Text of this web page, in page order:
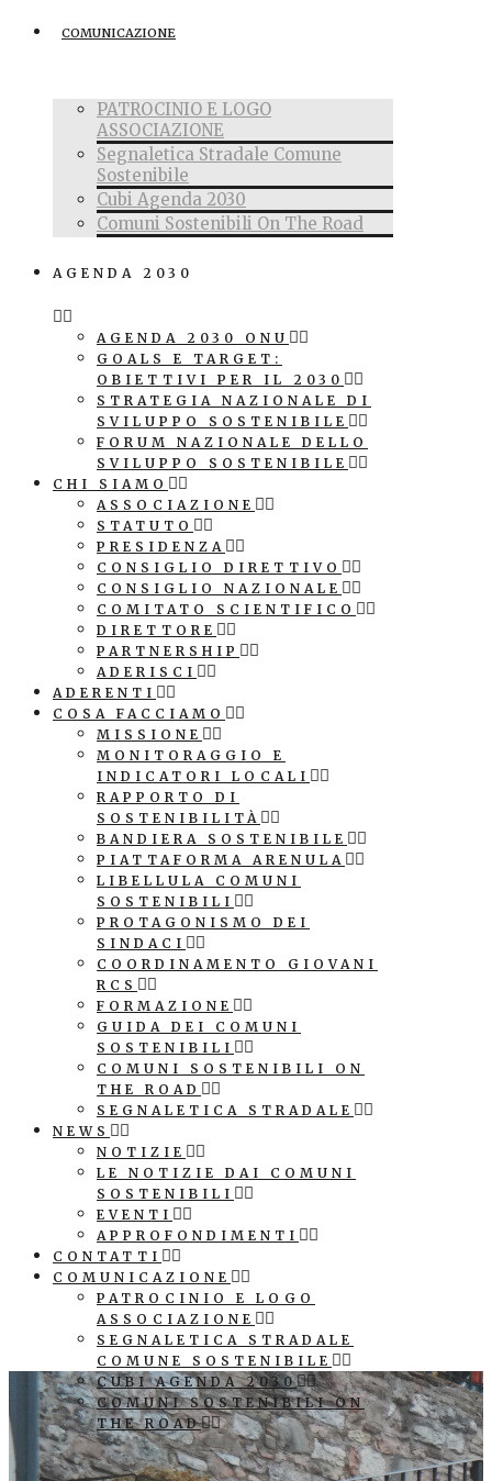
COMUNICAZIONE
PATROCINIO E LOGO
ASSOCIAZIONE
Segnaletica Stradale Comune
Sostenibile
Cubi Agenda 2030
Comuni Sostenibili On The Road
AGENDA 2030
AGENDA 2030 ONU
GOALS E TARGET:
OBIETTIVI PER IL 2030
STRATEGIA NAZIONALE DI
SVILUPPO SOSTENIBILE
FORUM NAZIONALE DELLO
SVILUPPO SOSTENIBILE
CHI SIAMO
ASSOCIAZIONE
STATUTO
PRESIDENZA
CONSIGLIO DIRETTIVO
CONSIGLIO NAZIONALE
COMITATO SCIENTIFICO
DIRETTORE
PARTNERSHIP
ADERISCI
ADERENTI
COSA FACCIAMO
MISSIONE
MONITORAGGIO E
INDICATORI LOCALI
RAPPORTO DI
SOSTENIBILITÀ
BANDIERA SOSTENIBILE
PIATTAFORMA ARENULA
LIBELLULA COMUNI
SOSTENIBILI
PROTAGONISMO DEI
SINDACI
COORDINAMENTO GIOVANI
RCS
FORMAZIONE
GUIDA DEI COMUNI
SOSTENIBILI
COMUNI SOSTENIBILI ON
THE ROAD
SEGNALETICA STRADALE
NEWS
NOTIZIE
LE NOTIZIE DAI COMUNI
SOSTENIBILI
EVENTI
APPROFONDIMENTI
CONTATTI
COMUNICAZIONE
PATROCINIO E LOGO
ASSOCIAZIONE
SEGNALETICA STRADALE
COMUNE SOSTENIBILE
CUBI AGENDA 2030
COMUNI SOSTENIBILI ON
THE ROAD